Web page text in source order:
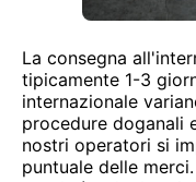
La consegna
tipicamente 1-3
internazionale
procedure doganali
nostri operatori si
puntuale delle